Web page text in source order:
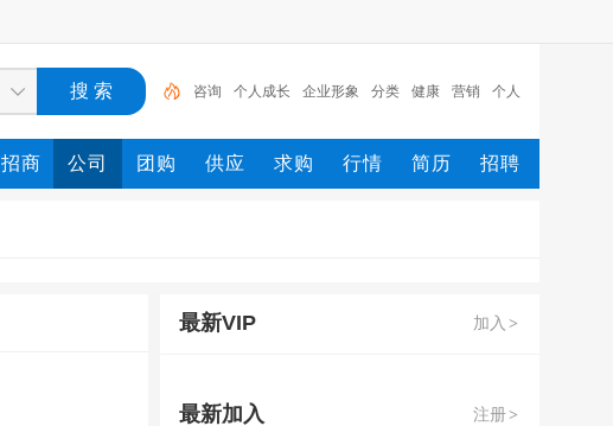
咨询 个人成长 企业形象 分类 健康 营销 个人
发展 文化 人
招商 公司 团购 供应 求购 行情 简历 招聘
加入 >
最新VIP
注册>
最新加入